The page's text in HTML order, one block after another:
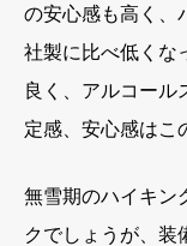
の安心感も高く、
社製に比べ低くな
良く、アルコール
定感、安心感はこ
無雪期のハイキン
クでしょうが、装